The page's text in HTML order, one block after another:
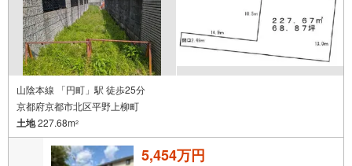
山陰本線 「円町」駅 徒歩25分
京都府京都市北区平野上柳町
土地227.68m2
5,454万円